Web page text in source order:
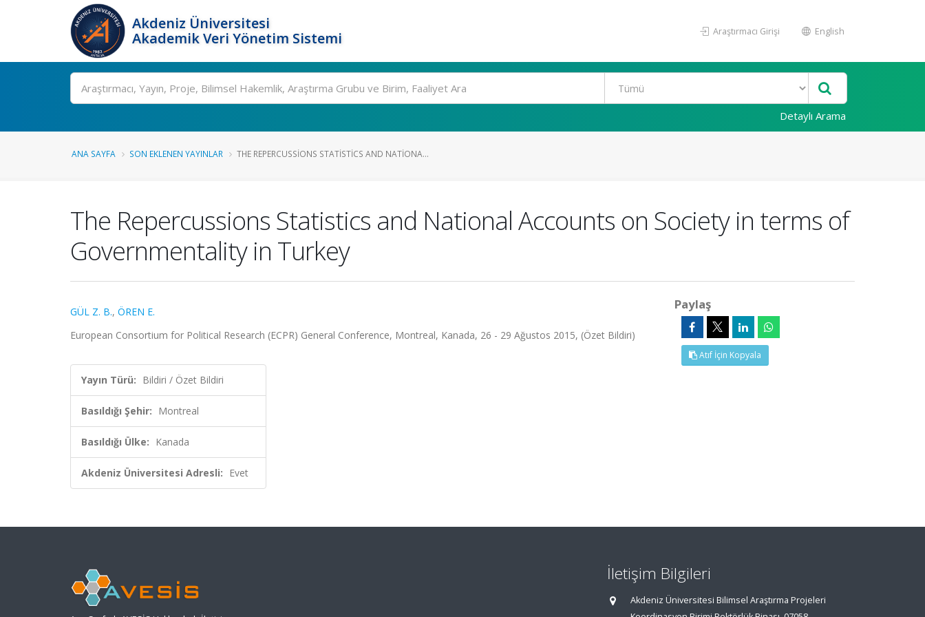
Akdeniz Üniversitesi
Akademik Veri Yönetim Sistemi
Araştırmacı Girişi English
Ara
Detaylı Arama
ANA SAYFA SON EKLENEN YAYINLAR THE REPERCUSSIONS STATISTICS AND NATIONA...
The Repercussions Statistics and National Accounts on Society in terms of
Governmentality in Turkey
GÜL Z. B., ÖREN E.
European Consortium for Political Research (ECPR) General Conference, Montreal, Kanada, 26 - 29 Ağustos 2015, (Özet Bildiri)
Yayın Türü: Bildiri / Özet Bildiri
Basıldığı Şehir: Montreal
Basıldığı Ülke: Kanada
Akdeniz Üniversitesi Adresli: Evet
Paylaş
Atıf İçin Kopyala
İletişim Bilgileri
Akdeniz Üniversitesi Bilimsel Araştırma Projeleri